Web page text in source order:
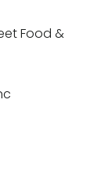
Food &